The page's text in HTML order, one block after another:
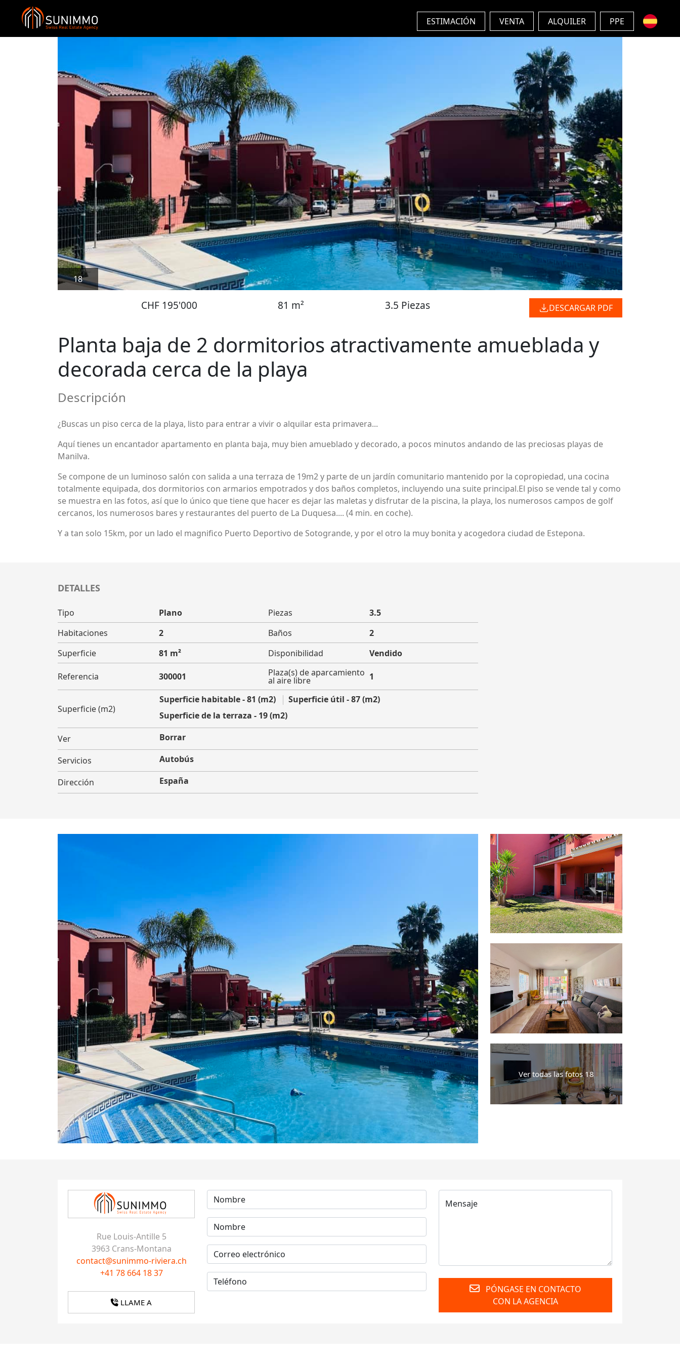
ESTIMACIÓN VENTA ALQUILER PPE
18
CHF 195'000 81 m² 3.5 Piezas DESCARGAR PDF
Planta baja de 2 dormitorios atractivamente amueblada y
decorada cerca de la playa
Descripción
¿Buscas un piso cerca de la playa, listo para entrar a vivir o alquilar esta primavera...
Aquí tienes un encantador apartamento en planta baja, muy bien amueblado y decorado, a pocos minutos andando de las preciosas playas de
Manilva.
Se compone de un luminoso salón con salida a una terraza de 19m2 y parte de un jardín comunitario mantenido por la copropiedad, una cocina
totalmente equipada, dos dormitorios con armarios empotrados y dos baños completos, incluyendo una suite principal.El piso se vende tal y como
se muestra en las fotos, así que lo único que tiene que hacer es dejar las maletas y disfrutar de la piscina, la playa, los numerosos campos de golf
cercanos, los numerosos bares y restaurantes del puerto de La Duquesa.... (4 min. en coche).
Y a tan solo 15km, por un lado el magnifico Puerto Deportivo de Sotogrande, y por el otro la muy bonita y acogedora ciudad de Estepona.
DETALLES
Tipo Plano Piezas
3.5
Habitaciones
2 Baños
2
Superficie
81 m² Disponibilidad Vendido
Referencia 300001 Plaza(s) de aparcamiento
al aire libre 1
Superficie (m2)
Superficie habitable - 81 (m2)
Superficie útil - 87 (m2)
Superficie de la terraza - 19 (m2)
Ver Borrar
Servicios Autobús
Dirección España
Ver todas las fotos 18
Rue Louis-Antille 5
3963 Crans-Montana
contact@sunimmo-riviera.ch
+41 78 664 18 37
LLAME A
PÓNGASE EN CONTACTO
CON LA AGENCIA